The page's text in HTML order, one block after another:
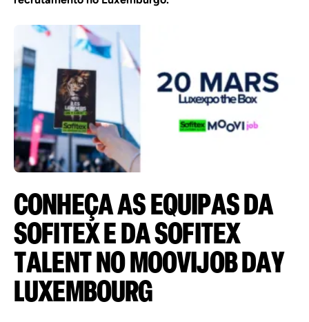
CONHEÇAASEQUIPASDA
SOFITEXEDASOFITEX
TALENTNOMOOVIJOBDAY
LUXEMBOURG